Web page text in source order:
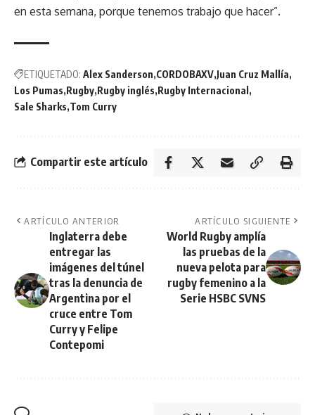
en esta semana, porque tenemos trabajo que hacer”.
ETIQUETADO: Alex Sanderson CORDOBAXV Juan Cruz Mallía
Los Pumas Rugby Rugby inglés Rugby Internacional
Sale Sharks Tom Curry
Compartir este artículo
ARTÍCULO ANTERIOR
Inglaterra debe
entregar las
imágenes del túnel
tras la denuncia de
Argentina por el
cruce entre Tom
Curry y Felipe
Contepomi
ARTÍCULO SIGUIENTE
World Rugby amplía
las pruebas de la
nueva pelota para
rugby femenino a la
Serie HSBC SVNS